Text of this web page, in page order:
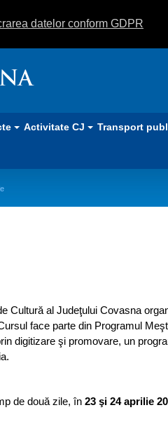
datelor conform GDPR
Activitate CJ Transport
Cultură al Judeţului Covasna
face parte din Programul
digitizare şi promovare, un
de două zile, în23 şi 24 aprilie